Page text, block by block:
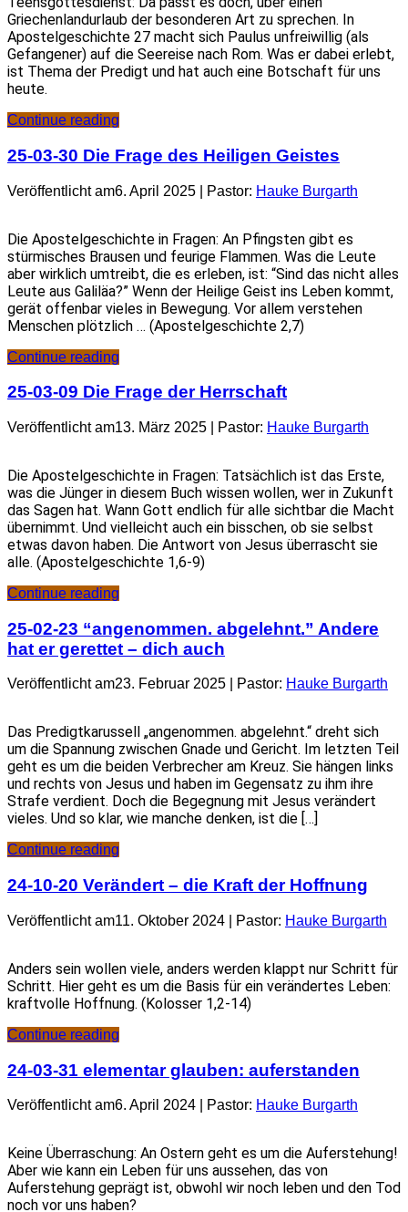
Griechenlandurlaub der besonderen Art zu sprechen. In
Apostelgeschichte 27 macht sich Paulus unfreiwillig (als
Gefangener) auf die Seereise nach Rom. Was er dabei erlebt,
ist Thema der Predigt und hat auch eine Botschaft für uns
heute.
Continue reading
25-03-30 Die Frage des Heiligen Geistes
Veröffentlicht am6. April 2025 | Pastor: Hauke Burgarth
Die Apostelgeschichte in Fragen: An Pfingsten gibt es
stürmisches Brausen und feurige Flammen. Was die Leute
aber wirklich umtreibt, die es erleben, ist: “Sind das nicht alles
Leute aus Galiläa?” Wenn der Heilige Geist ins Leben kommt,
gerät offenbar vieles in Bewegung. Vor allem verstehen
Menschen plötzlich … (Apostelgeschichte 2,7)
Continue reading
25-03-09 Die Frage der Herrschaft
Veröffentlicht am13. März 2025 | Pastor: Hauke Burgarth
Die Apostelgeschichte in Fragen: Tatsächlich ist das Erste,
was die Jünger in diesem Buch wissen wollen, wer in Zukunft
das Sagen hat. Wann Gott endlich für alle sichtbar die Macht
übernimmt. Und vielleicht auch ein bisschen, ob sie selbst
etwas davon haben. Die Antwort von Jesus überrascht sie
alle. (Apostelgeschichte 1,6-9)
Continue reading
25-02-23 “angenommen. abgelehnt.” Andere
hat er gerettet – dich auch
Veröffentlicht am23. Februar 2025 | Pastor: Hauke Burgarth
Das Predigtkarussell „angenommen. abgelehnt.“ dreht sich
um die Spannung zwischen Gnade und Gericht. Im letzten Teil
geht es um die beiden Verbrecher am Kreuz. Sie hängen links
und rechts von Jesus und haben im Gegensatz zu ihm ihre
Strafe verdient. Doch die Begegnung mit Jesus verändert
vieles. Und so klar, wie manche denken, ist die […]
Continue reading
24-10-20 Verändert – die Kraft der Hoffnung
Veröffentlicht am11. Oktober 2024 | Pastor: Hauke Burgarth
Anders sein wollen viele, anders werden klappt nur Schritt für
Schritt. Hier geht es um die Basis für ein verändertes Leben:
kraftvolle Hoffnung. (Kolosser 1,2-14)
Continue reading
24-03-31 elementar glauben: auferstanden
Veröffentlicht am6. April 2024 | Pastor: Hauke Burgarth
Keine Überraschung: An Ostern geht es um die Auferstehung!
Aber wie kann ein Leben für uns aussehen, das von
Auferstehung geprägt ist, obwohl wir noch leben und den Tod
noch vor uns haben?